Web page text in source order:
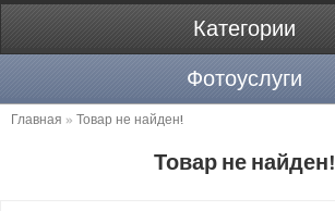
Категории
Фотоуслуги
Главная » Товар не найден!
Товар не найден!